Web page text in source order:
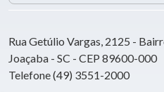
Rua Getúlio Vargas, 2125 -
Joaçaba - SC - CEP 89600-000
Telefone (49) 3551-2000